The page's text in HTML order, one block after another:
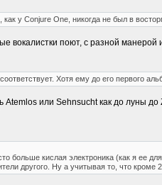
как у Conjure One, никогда не был в
вокалистки поют, с разной
Хотя ему до его первого
Atemlos или Sehnsucht как до луны
больше кислая электроника (как я ее
другого. Ну а учитывая то, что кроме